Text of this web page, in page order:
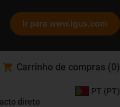
Ir para www.igus.com
Carrinho de compras (0)
direto
PT (PT)